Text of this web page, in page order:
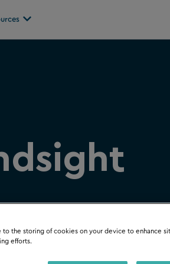
Open ressources
to the storing of cookies on your device to enhance
efforts.